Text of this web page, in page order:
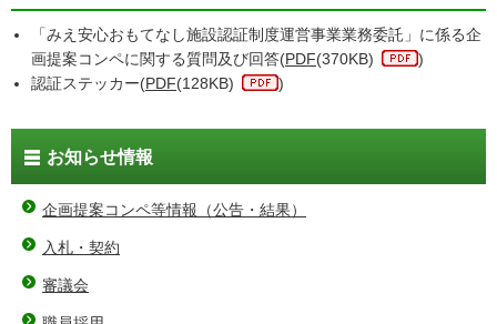
「みえ安心おもてなし施設認証制度運営事業業務委託」に係る企
画提案コンペに関する質問及び回答(PDF(370KB)
)
認証ステッカー(PDF(128KB) )
お知らせ情報
企画提案コンペ等情報（公告・結果）
入札・契約
審議会